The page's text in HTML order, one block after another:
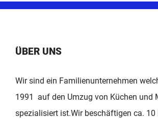
ÜBER UNS
Wir sind ein Familienunternehmen
1991 auf den Umzug von Küchen und
spezialisiert ist.Wir beschäftigen ca. 10